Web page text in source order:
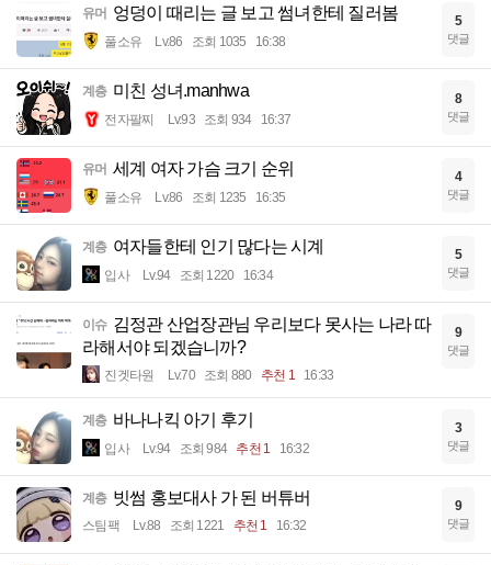
유머 엉덩이 때리는 글 보고 썸녀한테 질러봄
풀소유 Lv.86 조회 1035 16:38
5
댓글
계층 미친 성녀.manhwa
전자팔찌 Lv.93 조회 934 16:37
8
댓글
유머 세계 여자 가슴 크기 순위
풀소유 Lv.86 조회 1235 16:35
4
댓글
계층 여자들한테 인기 많다는 시계
입사 Lv.94 조회 1220 16:34
5
댓글
이슈 김정관 산업장관님 우리보다 못사는 나라 따
라해서야 되겠습니까?
진겟타원 Lv.70 조회 880 추천 1 16:33
9
댓글
계층 바나나킥 아기 후기
입사 Lv.94 조회 984 추천 1 16:32
3
댓글
계층 빗썸 홍보대사 가 된 버튜버
스팀팩 Lv.88 조회 1221 추천 1 16:32
9
댓글